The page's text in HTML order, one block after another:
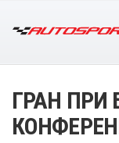
ГРАН ПРИ